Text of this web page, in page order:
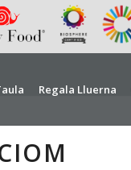
Regala Lluerna